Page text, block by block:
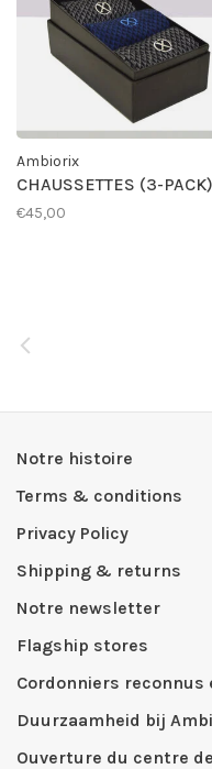
Ambiorix
CHAUSSETTES (3-PACK)
€45,00
Notre histoire
Terms & conditions
Privacy Policy
Shipping & returns
Notre newsletter
Flagship stores
Cordonniers reconnus
Duurzaamheid bij
Ouverture du centre